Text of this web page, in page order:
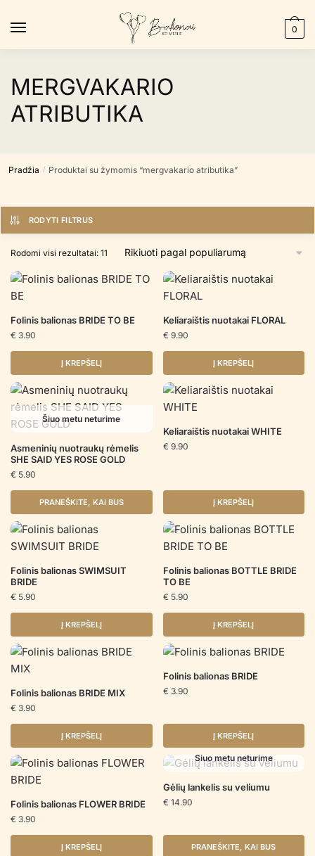
0
MERGVAKARIO
ATRIBUTIKA
Pradžia / Produktai su žymomis “mergvakario atributika”
RODYTI FILTRUS
Rodomi visi rezultatai: 11 Rūšiuojama
populiarumą
Folinis balionas BRIDE TO BE
€ 3.90
Į KREPŠELĮ
Keliaraištis nuotakai FLORAL
€ 9.90
Į KREPŠELĮ
Šiuo metu neturime
Asmeninių nuotraukų rėmelis
SHE SAID YES ROSE GOLD
€ 5.90
PRANEŠKITE, KAI BUS
Keliaraištis nuotakai WHITE
€ 9.90
Į KREPŠELĮ
Folinis balionas SWIMSUIT
BRIDE
€ 5.90
Į KREPŠELĮ
Folinis balionas BOTTLE BRIDE
TO BE
€ 5.90
Į KREPŠELĮ
Folinis balionas BRIDE MIX
€ 3.90
Į KREPŠELĮ
Folinis balionas BRIDE
€ 3.90
Į KREPŠELĮ
Folinis balionas FLOWER BRIDE
€ 3.90
Į KREPŠELĮ
Šiuo metu neturime
Gėlių lankelis su veliumu
€ 14.90
PRANEŠKITE, KAI BUS